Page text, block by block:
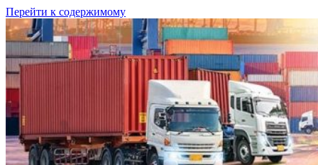
Перейти к содержимому